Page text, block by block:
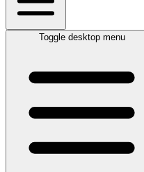
Toggle desktop menu